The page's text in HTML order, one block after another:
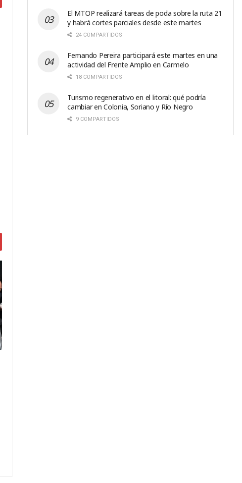
El MTOP realizará tareas de poda sobre la ruta 21
y habrá cortes parciales desde este martes
24 COMPARTIDOS
Fernando Pereira participará este martes en una
actividad del Frente Amplio en Carmelo
18 COMPARTIDOS
Turismo regenerativo en el litoral: qué podría
cambiar en Colonia, Soriano y Río Negro
9 COMPARTIDOS